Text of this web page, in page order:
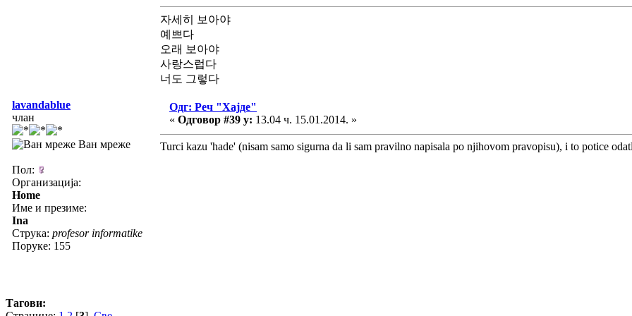
자세히 보아야
예쁘다
오래 보아야
사랑스럽다
너도 그렇다
lavandablue
члан
Ван мреже
Пол:
Организација:
Home
Име и презиме:
Ina
Струка: profesor informatike
Поруке: 155
Одг: Реч "Хајде"
« Одговор #39 у: 13.04 ч. 15.01.2014. »
Turci kazu 'hade' (nisam samo sigurna da li sam pravilno napisala po njihovom pravopisu), i to potice
Тагови: